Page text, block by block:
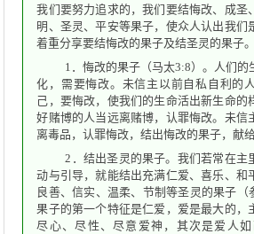
我们要努力追求的，我们要结悔改、成圣
明、圣灵、平安等果子，使众人认出我们
着重分享要结悔改的果子及结圣灵的果子。
1．悔改的果子（马太3:8）。人们的
化，需要悔改。未信主以前自私自利的
己，要悔改，使我们的生命活出新生命的
好赌博的人当远离赌博，认罪悔改。未信
离毒品，认罪悔改，结出悔改的果子，献给
2．结出圣灵的果子。我们若常在主
动与引导，就能结出充满仁爱、喜乐、和
良善、信实、温柔、节制等圣灵的果子（
果子的第一个特征是仁爱，爱是最大的，
尽心、尽性、尽意爱神，其次是爱人如